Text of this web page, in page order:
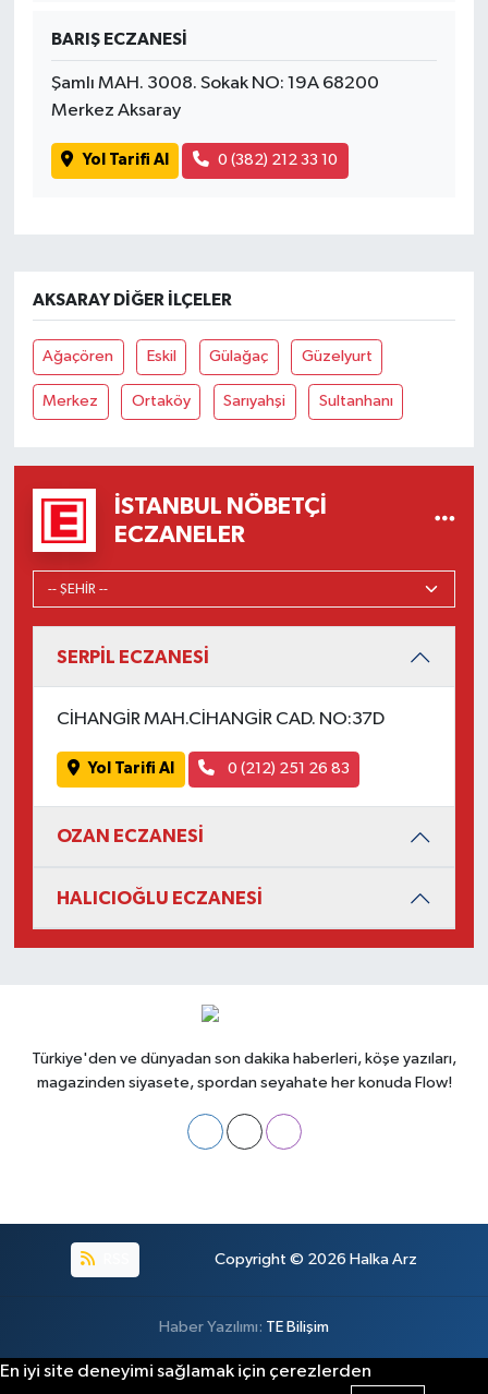
BARIŞ ECZANESİ
Şamlı MAH. 3008. Sokak NO: 19A 68200
Merkez Aksaray
Yol Tarifi Al 0 (382) 212 33 10
AKSARAY DIĞER İLÇELER
Ağaçören Eskil Gülağaç Güzelyurt
Merkez Ortaköy Sarıyahşi Sultanhanı
İSTANBUL NÖBETÇI
ECZANELER
SERPİL ECZANESİ
CİHANGİR MAH.CİHANGİR CAD. NO:37D
Yol Tarifi Al 0 (212) 251 26 83
OZAN ECZANESİ
HALICIOĞLU ECZANESİ
Türkiye'den ve dünyadan son dakika haberleri, köşe yazıları,
magazinden siyasete, spordan seyahate her konuda Flow!
Copyright © 2026 Halka Arz
Haber Yazılımı: TE Bilişim
En iyi site deneyimi sağlamak için çerezlerden